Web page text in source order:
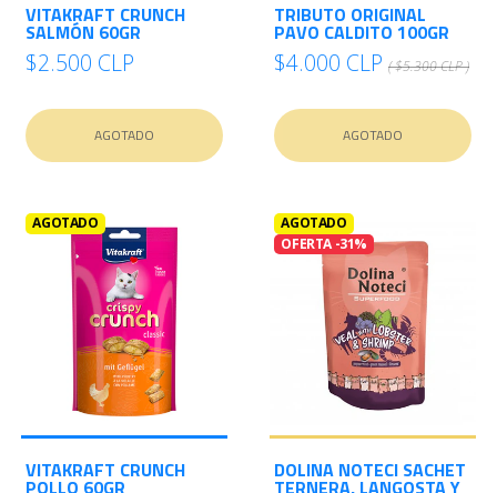
VITAKRAFT CRUNCH
SALMÓN 60GR
$2.500 CLP
AGOTADO
TRIBUTO ORIGINAL
PAVO CALDITO 100GR
$4.000 CLP ( $5.300 CLP )
AGOTADO
AGOTADO
VITAKRAFT CRUNCH
AGOTADO
OFERTA -31%
DOLINA NOTECI SACHET